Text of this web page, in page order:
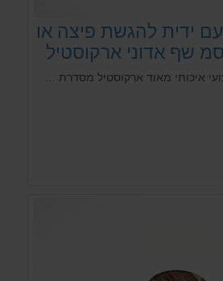
ידית להגשת פיצה או